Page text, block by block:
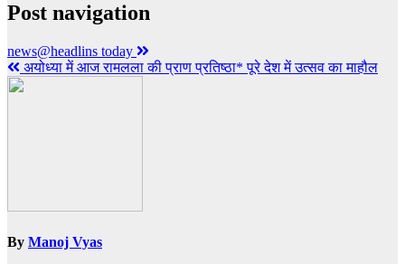
Post navigation
news@headlins today
अयोध्या में आज रामलला की प्राण प्रतिष्ठा* पूरे देश में उत्सव का माहौल
By Manoj Vyas